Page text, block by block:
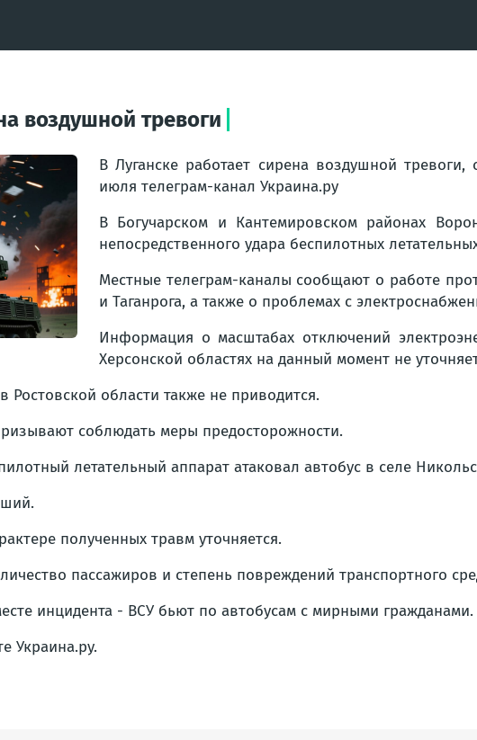
воздушной тревоги
В Луганске работает сирена воздушной
июля телеграм-канал Украина.ру
В Богучарском и Кантемировском районах
непосредственного удара беспилотных
Местные телеграм-каналы сообщают о работе
и Таганрога, а также о проблемах с
Информация о масштабах отключений
Херсонской областях на данный момент не
области также не приводится.
соблюдать меры предосторожности.
летательный аппарат атаковал автобус в селе
полученных травм уточняется.
пассажиров и степень повреждений транспортного
инцидента - ВСУ бьют по автобусам с мирными гражданами.
Украина.ру.